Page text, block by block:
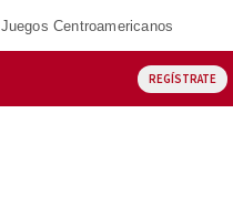
Juegos Centroamericanos
REGÍSTRATE